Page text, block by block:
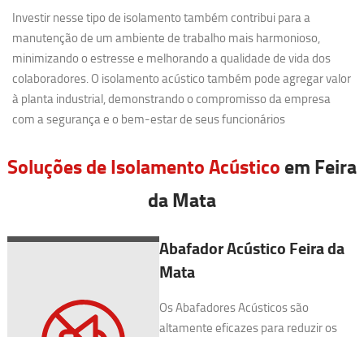
Investir nesse tipo de isolamento também contribui para a
manutenção de um ambiente de trabalho mais harmonioso,
minimizando o estresse e melhorando a qualidade de vida dos
colaboradores. O isolamento acústico também pode agregar valor
à planta industrial, demonstrando o compromisso da empresa
com a segurança e o bem-estar de seus funcionários
Soluções de Isolamento Acústico em Feira
da Mata
Abafador Acústico Feira da
Mata
Os Abafadores Acústicos são
altamente eficazes para reduzir os